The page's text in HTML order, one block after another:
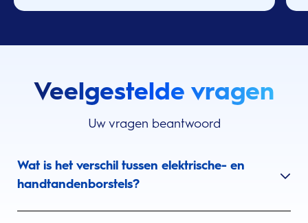
Veelgestelde vragen
Uw vragen beantwoord
Wat is het verschil tussen elektrische- en
handtandenborstels?